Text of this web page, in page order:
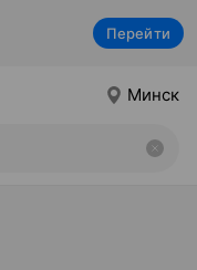
Перейти
Минск